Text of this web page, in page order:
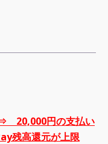
20,000円の支払い
残高還元が上限